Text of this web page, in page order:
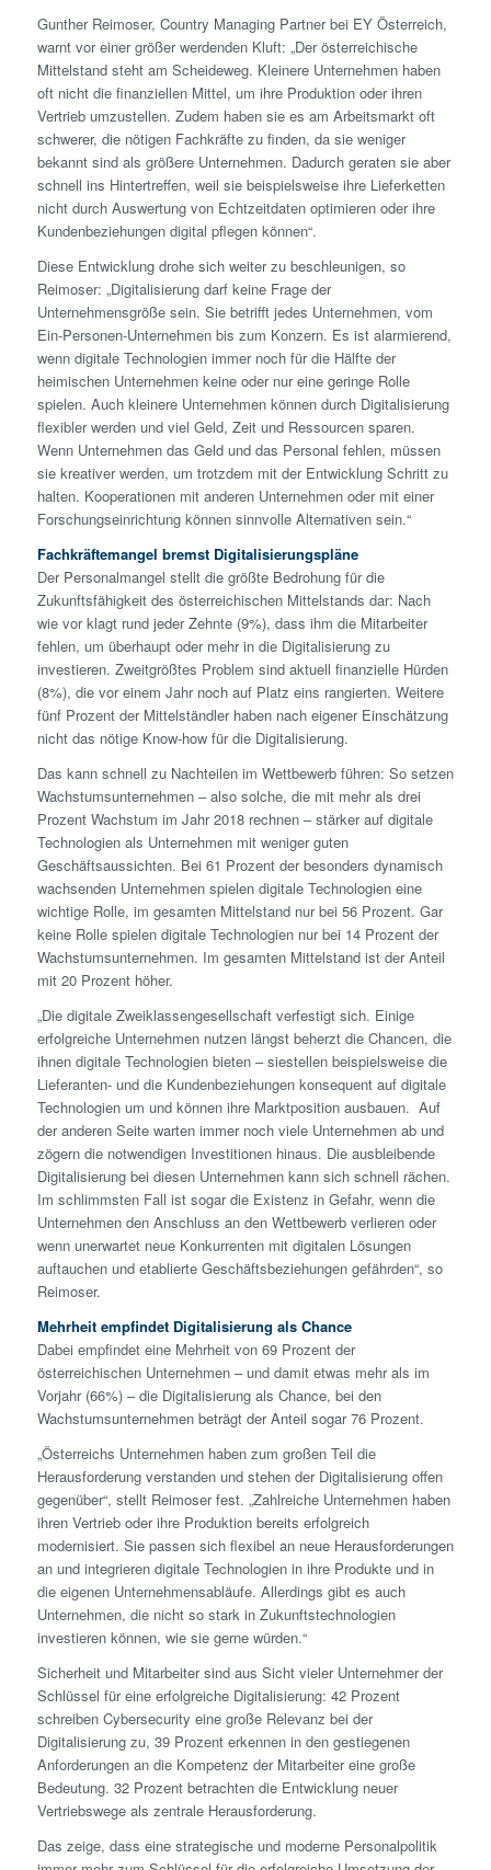
Gunther Reimoser, Country Managing Partner bei EY Österreich,
warnt vor einer größer werdenden Kluft: „Der österreichische
Mittelstand steht am Scheideweg. Kleinere Unternehmen haben
oft nicht die finanziellen Mittel, um ihre Produktion oder ihren
Vertrieb umzustellen. Zudem haben sie es am Arbeitsmarkt oft
schwerer, die nötigen Fachkräfte zu finden, da sie weniger
bekannt sind als größere Unternehmen. Dadurch geraten sie aber
schnell ins Hintertreffen, weil sie beispielsweise ihre Lieferketten
nicht durch Auswertung von Echtzeitdaten optimieren oder ihre
Kundenbeziehungen digital pflegen können“.
Diese Entwicklung drohe sich weiter zu beschleunigen, so
Reimoser: „Digitalisierung darf keine Frage der
Unternehmensgröße sein. Sie betrifft jedes Unternehmen, vom
Ein-Personen-Unternehmen bis zum Konzern. Es ist alarmierend,
wenn digitale Technologien immer noch für die Hälfte der
heimischen Unternehmen keine oder nur eine geringe Rolle
spielen. Auch kleinere Unternehmen können durch Digitalisierung
flexibler werden und viel Geld, Zeit und Ressourcen sparen.
Wenn Unternehmen das Geld und das Personal fehlen, müssen
sie kreativer werden, um trotzdem mit der Entwicklung Schritt zu
halten. Kooperationen mit anderen Unternehmen oder mit einer
Forschungseinrichtung können sinnvolle Alternativen sein.“
Fachkräftemangel bremst Digitalisierungspläne
Der Personalmangel stellt die größte Bedrohung für die
Zukunftsfähigkeit des österreichischen Mittelstands dar: Nach
wie vor klagt rund jeder Zehnte (9%), dass ihm die Mitarbeiter
fehlen, um überhaupt oder mehr in die Digitalisierung zu
investieren. Zweitgrößtes Problem sind aktuell finanzielle Hürden
(8%), die vor einem Jahr noch auf Platz eins rangierten. Weitere
fünf Prozent der Mittelständler haben nach eigener Einschätzung
nicht das nötige Know-how für die Digitalisierung.
Das kann schnell zu Nachteilen im Wettbewerb führen: So setzen
Wachstumsunternehmen – also solche, die mit mehr als drei
Prozent Wachstum im Jahr 2018 rechnen – stärker auf digitale
Technologien als Unternehmen mit weniger guten
Geschäftsaussichten. Bei 61 Prozent der besonders dynamisch
wachsenden Unternehmen spielen digitale Technologien eine
wichtige Rolle, im gesamten Mittelstand nur bei 56 Prozent. Gar
keine Rolle spielen digitale Technologien nur bei 14 Prozent der
Wachstumsunternehmen. Im gesamten Mittelstand ist der Anteil
mit 20 Prozent höher.
„Die digitale Zweiklassengesellschaft verfestigt sich. Einige
erfolgreiche Unternehmen nutzen längst beherzt die Chancen, die
ihnen digitale Technologien bieten – siestellen beispielsweise die
Lieferanten- und die Kundenbeziehungen konsequent auf digitale
Technologien um und können ihre Marktposition ausbauen. Auf
der anderen Seite warten immer noch viele Unternehmen ab und
zögern die notwendigen Investitionen hinaus. Die ausbleibende
Digitalisierung bei diesen Unternehmen kann sich schnell rächen.
Im schlimmsten Fall ist sogar die Existenz in Gefahr, wenn die
Unternehmen den Anschluss an den Wettbewerb verlieren oder
wenn unerwartet neue Konkurrenten mit digitalen Lösungen
auftauchen und etablierte Geschäftsbeziehungen gefährden“, so
Reimoser.
Mehrheit empfindet Digitalisierung als Chance
Dabei empfindet eine Mehrheit von 69 Prozent der
österreichischen Unternehmen – und damit etwas mehr als im
Vorjahr (66%) – die Digitalisierung als Chance, bei den
Wachstumsunternehmen beträgt der Anteil sogar 76 Prozent.
„Österreichs Unternehmen haben zum großen Teil die
Herausforderung verstanden und stehen der Digitalisierung offen
gegenüber“, stellt Reimoser fest. „Zahlreiche Unternehmen haben
ihren Vertrieb oder ihre Produktion bereits erfolgreich
modernisiert. Sie passen sich flexibel an neue Herausforderungen
an und integrieren digitale Technologien in ihre Produkte und in
die eigenen Unternehmensabläufe. Allerdings gibt es auch
Unternehmen, die nicht so stark in Zukunftstechnologien
investieren können, wie sie gerne würden.“
Sicherheit und Mitarbeiter sind aus Sicht vieler Unternehmer der
Schlüssel für eine erfolgreiche Digitalisierung: 42 Prozent
schreiben Cybersecurity eine große Relevanz bei der
Digitalisierung zu, 39 Prozent erkennen in den gestiegenen
Anforderungen an die Kompetenz der Mitarbeiter eine große
Bedeutung. 32 Prozent betrachten die Entwicklung neuer
Vertriebswege als zentrale Herausforderung.
Das zeige, dass eine strategische und moderne Personalpolitik